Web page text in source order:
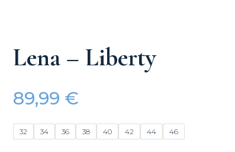
Lena – Liberty
89,99 €
32 34 36 38 40 42 44 46